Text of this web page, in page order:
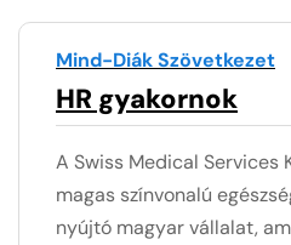
Mind-Diák Szövetkezet
HR gyakornok
A Swiss Medical Services
magas színvonalú
nyújtó magyar vállalat,